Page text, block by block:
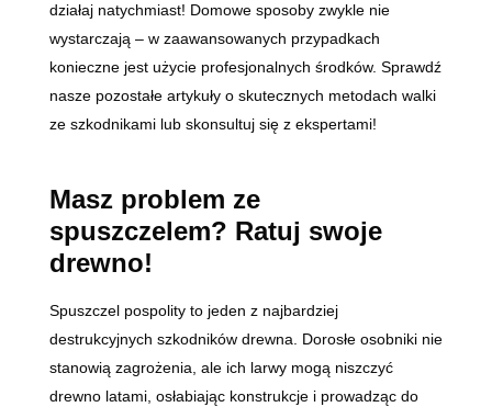
działaj natychmiast! Domowe sposoby zwykle nie
wystarczają – w zaawansowanych przypadkach
konieczne jest użycie profesjonalnych środków. Sprawdź
nasze pozostałe artykuły o skutecznych metodach walki
ze szkodnikami lub skonsultuj się z ekspertami!
Masz problem ze
spuszczelem? Ratuj swoje
drewno!
Spuszczel pospolity to jeden z najbardziej
destrukcyjnych szkodników drewna. Dorosłe osobniki nie
stanowią zagrożenia, ale ich larwy mogą niszczyć
drewno latami, osłabiając konstrukcje i prowadząc do